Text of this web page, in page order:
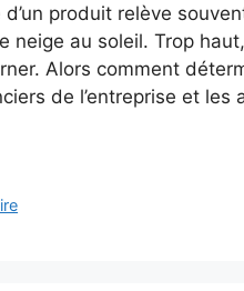
produit relève
neige au soleil. Trop
Alors comment
de l’entreprise et